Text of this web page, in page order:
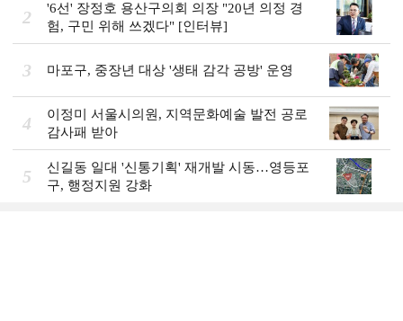
2
'6선' 장정호 용산구의회 의장 "20년 의정 경
험, 구민 위해 쓰겠다" [인터뷰]
3 마포구, 중장년 대상 '생태 감각 공방' 운영
4
이정미 서울시의원, 지역문화예술 발전 공로
감사패 받아
5
신길동 일대 '신통기획' 재개발 시동…영등포
구, 행정지원 강화